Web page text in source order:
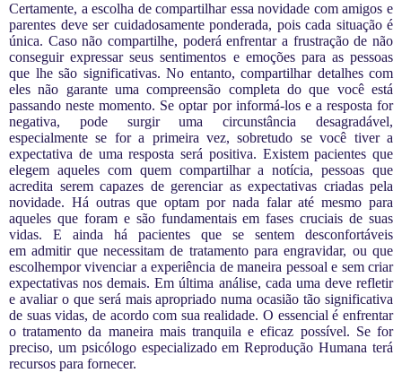
Certamente, a escolha de compartilhar essa novidade com amigos e
parentes deve ser cuidadosamente ponderada, pois cada situação é
única. Caso não compartilhe, poderá enfrentar a frustração de não
conseguir expressar seus sentimentos e emoções para as pessoas
que lhe são significativas. No entanto, compartilhar detalhes com
eles não garante uma compreensão completa do que você está
passando neste momento. Se optar por informá-los e a resposta for
negativa, pode surgir uma circunstância desagradável,
especialmente se for a primeira vez, sobretudo se você tiver a
expectativa de uma resposta será positiva. Existem pacientes que
elegem aqueles com quem compartilhar a notícia, pessoas que
acredita serem capazes de gerenciar as expectativas criadas pela
novidade. Há outras que optam por nada falar até mesmo para
aqueles que foram e são fundamentais em fases cruciais de suas
vidas. E ainda há pacientes que se sentem desconfortáveis
em admitir que necessitam de tratamento para engravidar, ou que
escolhempor vivenciar a experiência de maneira pessoal e sem criar
expectativas nos demais. Em última análise, cada uma deve refletir
e avaliar o que será mais apropriado numa ocasião tão significativa
de suas vidas, de acordo com sua realidade. O essencial é enfrentar
o tratamento da maneira mais tranquila e eficaz possível. Se for
preciso, um psicólogo especializado em Reprodução Humana terá
recursos para fornecer.